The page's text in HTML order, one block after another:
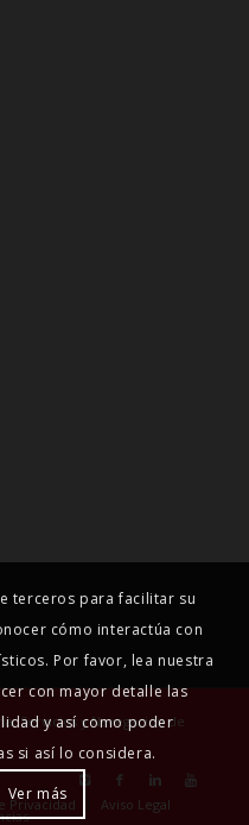
Servicios y Navegación de
Privacidad Aviso Legal
terceros para facilitar su
cómo interactúa con
Por favor, lea nuestra
con mayor detalle las
y así como poder
si así lo considera.
Ver más